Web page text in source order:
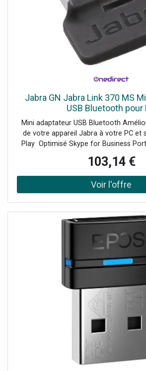
Jabra GN Jabra Link 370 MS
USB Bluetooth pour
Mini adaptateur USB Bluetooth
de votre appareil Jabra à votre PC et
Play Optimisé Skype for Business
Accessoire exclusif Jabra Compatible
75, le Speak et Speak 510 + et
103,14 €